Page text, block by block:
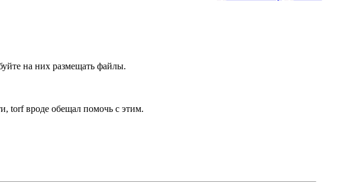
на них размещать файлы.
torf вроде обещал помочь с этим.